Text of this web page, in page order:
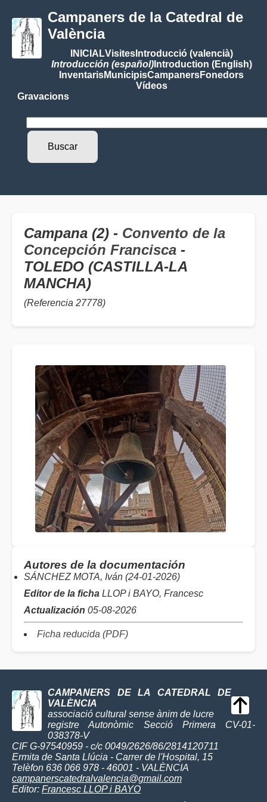
Campaners de la Catedral de
València
INICIALVisitesIntroducció (valencià)
Introducción (español)Introduction (English)
InventarisMunicipisCampanersFonedors
Vídeos
Gravacions
Campana (2) - Convento de la
Concepción Francisca -
TOLEDO (CASTILLA-LA
MANCHA)
(Referencia 27778)
Autores de la documentación
SÁNCHEZ MOTA, Iván (24-01-2026)
Editor de la ficha LLOP i BAYO, Francesc
Actualización 05-08-2026
Ficha reducida (PDF)
CAMPANERS DE LA CATEDRAL DE
VALÈNCIA
associació cultural sense ànim de lucre
registre Autonòmic Secció Primera CV-01-
038378-V
CIF G-97540959 - c/c 0049/2626/86/2814120711
Ermita de Santa Llúcia - Carrer de l'Hospital, 15
Telèfon 636 066 978 - 46001 - VALÈNCIA
campanerscatedralvalencia@gmail.com
Editor: Francesc LLOP i BAYO